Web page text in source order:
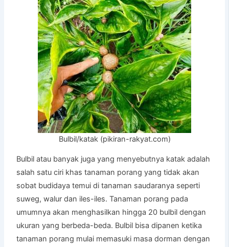
Bulbil/katak (pikiran-rakyat.com)
Bulbil atau banyak juga yang menyebutnya katak adalah
salah satu ciri khas tanaman porang yang tidak akan
sobat budidaya temui di tanaman saudaranya seperti
suweg, walur dan iles-iles. Tanaman porang pada
umumnya akan menghasilkan hingga 20 bulbil dengan
ukuran yang berbeda-beda. Bulbil bisa dipanen ketika
tanaman porang mulai memasuki masa dorman dengan